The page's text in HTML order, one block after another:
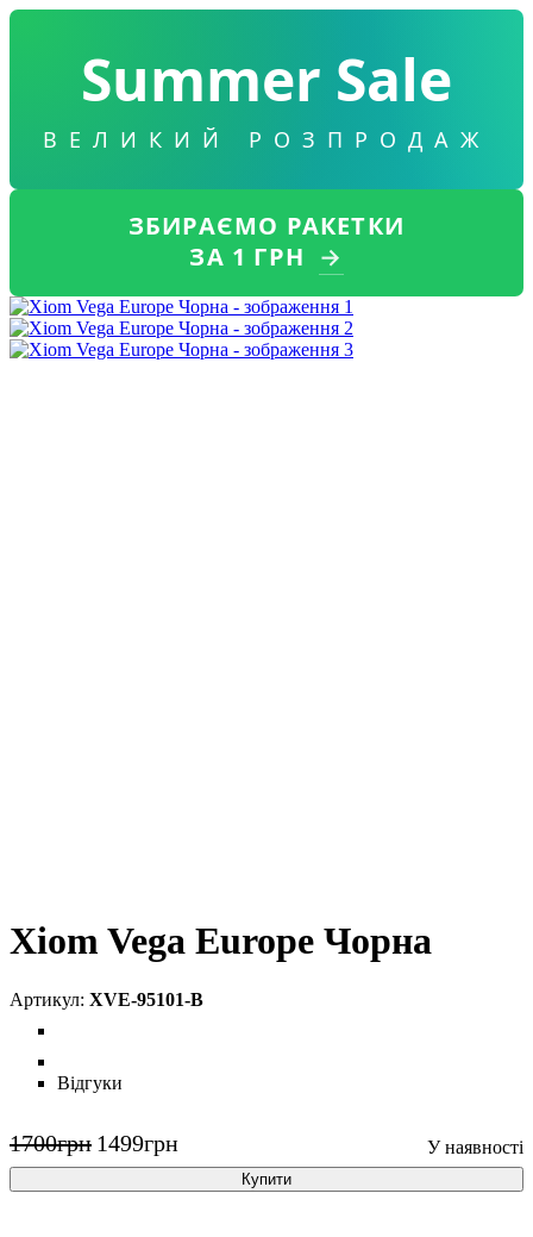
Summer Sale
ВЕЛИКИЙ РОЗПРОДАЖ
ЗБИРАЄМО РАКЕТКИ
ЗА 1 ГРН →
Xiom Vega Europe Чорна
XVE-95101-B
Відгуки
1700грн 1499грн
Купити